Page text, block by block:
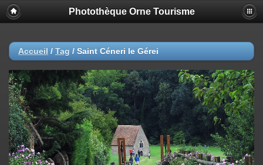
Photothèque Orne Tourisme
Accueil / Tag / Saint Céneri le Gérei